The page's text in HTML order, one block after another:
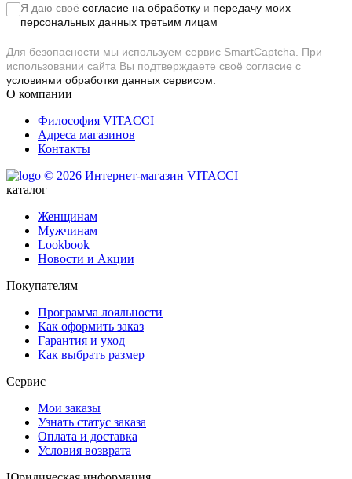
Я даю своё согласие на обработку и передачу моих
персональных данных третьим лицам
Для безопасности мы используем сервис SmartCaptcha. При
использовании сайта Вы подтверждаете своё согласие с
условиями обработки данных сервисом.
О компании
Философия VITACCI
Адреса магазинов
Контакты
© 2026 Интернет-магазин VITACCI
каталог
Женщинам
Мужчинам
Lookbook
Новости и Акции
Покупателям
Программа лояльности
Как оформить заказ
Гарантия и уход
Как выбрать размер
Сервис
Мои заказы
Узнать статус заказа
Оплата и доставка
Условия возврата